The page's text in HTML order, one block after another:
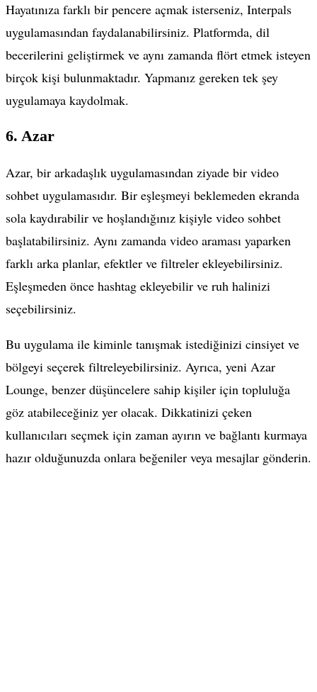
Hayatınıza farklı bir pencere açmak isterseniz, Interpals
uygulamasından faydalanabilirsiniz. Platformda, dil
becerilerini geliştirmek ve aynı zamanda flört etmek isteyen
birçok kişi bulunmaktadır. Yapmanız gereken tek şey
uygulamaya kaydolmak.
6. Azar
Azar, bir arkadaşlık uygulamasından ziyade bir video
sohbet uygulamasıdır. Bir eşleşmeyi beklemeden ekranda
sola kaydırabilir ve hoşlandığınız kişiyle video sohbet
başlatabilirsiniz. Aynı zamanda video araması yaparken
farklı arka planlar, efektler ve filtreler ekleyebilirsiniz.
Eşleşmeden önce hashtag ekleyebilir ve ruh halinizi
seçebilirsiniz.
Bu uygulama ile kiminle tanışmak istediğinizi cinsiyet ve
bölgeyi seçerek filtreleyebilirsiniz. Ayrıca, yeni Azar
Lounge, benzer düşüncelere sahip kişiler için topluluğa
göz atabileceğiniz yer olacak. Dikkatinizi çeken
kullanıcıları seçmek için zaman ayırın ve bağlantı kurmaya
hazır olduğunuzda onlara beğeniler veya mesajlar gönderin.